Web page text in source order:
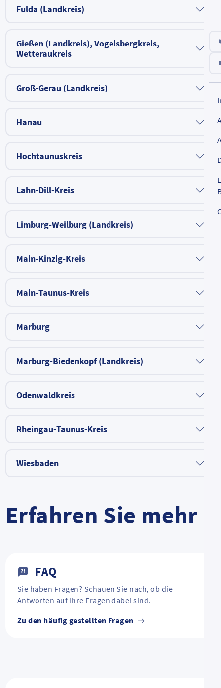
Fulda (Landkreis)
Gießen (Landkreis), Vogelsbergkreis,
Wetteraukreis
Groß-Gerau (Landkreis)
Hanau
Hochtaunuskreis
Lahn-Dill-Kreis
Limburg-Weilburg (Landkreis)
Main-Kinzig-Kreis
Main-Taunus-Kreis
Marburg
Marburg-Biedenkopf (Landkreis)
Odenwaldkreis
Rheingau-Taunus-Kreis
Wiesbaden
Erfahren Sie mehr
FAQ
Sie haben Fragen? Schauen Sie nach, ob die
Antworten auf Ihre Fragen dabei sind.
Zu den häufig gestellten Fragen